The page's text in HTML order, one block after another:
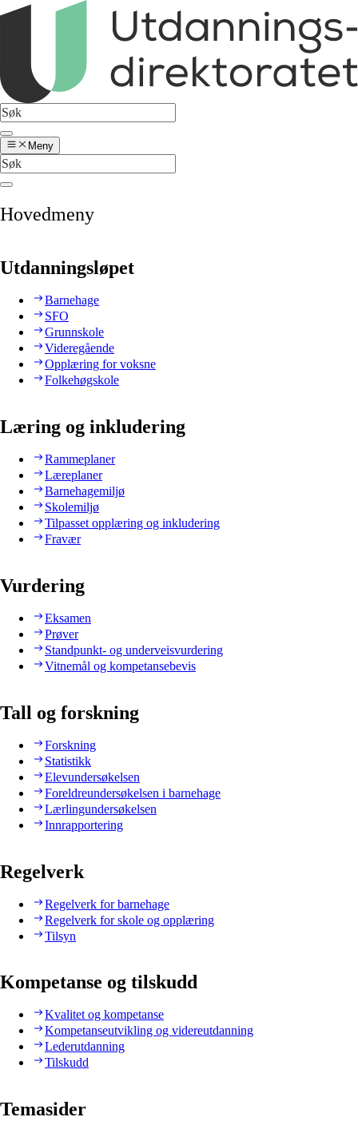
Meny
Hovedmeny
Utdanningsløpet
Barnehage
SFO
Grunnskole
Videregående
Opplæring for voksne
Folkehøgskole
Læring og inkludering
Rammeplaner
Læreplaner
Barnehagemiljø
Skolemiljø
Tilpasset opplæring og inkludering
Fravær
Vurdering
Eksamen
Prøver
Standpunkt- og underveisvurdering
Vitnemål og kompetansebevis
Tall og forskning
Forskning
Statistikk
Elevundersøkelsen
Foreldreundersøkelsen i barnehage
Lærlingundersøkelsen
Innrapportering
Regelverk
Regelverk for barnehage
Regelverk for skole og opplæring
Tilsyn
Kompetanse og tilskudd
Kvalitet og kompetanse
Kompetanseutvikling og videreutdanning
Lederutdanning
Tilskudd
Temasider